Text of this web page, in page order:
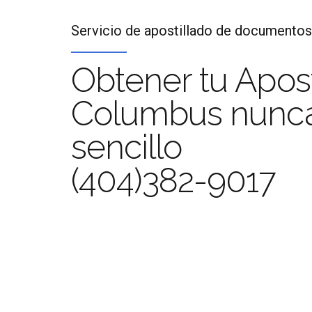
Apostilla de documentos en Georgia
Legalización,
y trámite de
Carta Poderen
Servicio de apostillado de documentos
Obtener tu
Columbus
sencillo
(404)382-9017